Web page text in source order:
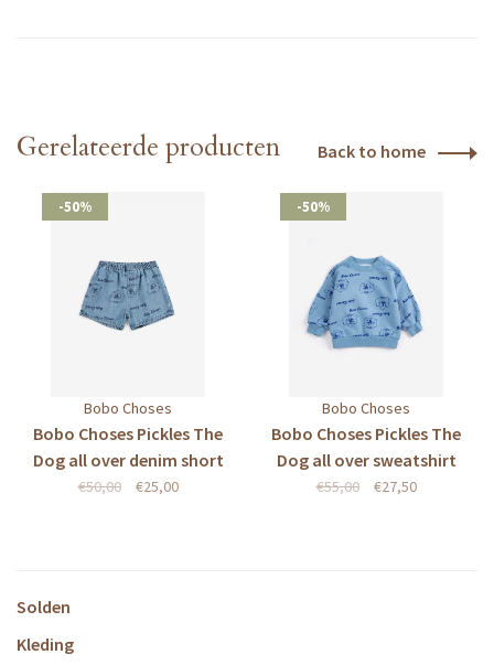
Gerelateerde producten Back to home
-50%
Bobo Choses
Bobo Choses Pickles The
Dog all over denim short
€50,00 €25,00
-50%
Bobo Choses
Bobo Choses Pickles The
Dog all over sweatshirt
€55,00 €27,50
Solden
Kleding